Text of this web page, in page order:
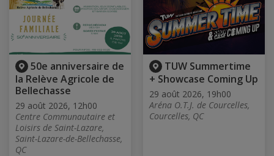
50e anniversaire de
la Relève Agricole de
Bellechasse
29 août 2026, 12h00
Centre Communautaire et
Loisirs de Saint-Lazare,
Saint-Lazare-de-Bellechasse,
QC
TUW Summertime
+ Showcase Coming Up
29 août 2026, 19h00
Aréna O.T.J. de Courcelles,
Courcelles, QC